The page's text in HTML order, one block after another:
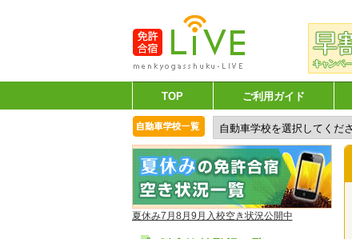
TOP ご利用ガイド
夏休み7月8月9月入校空き状況公開中